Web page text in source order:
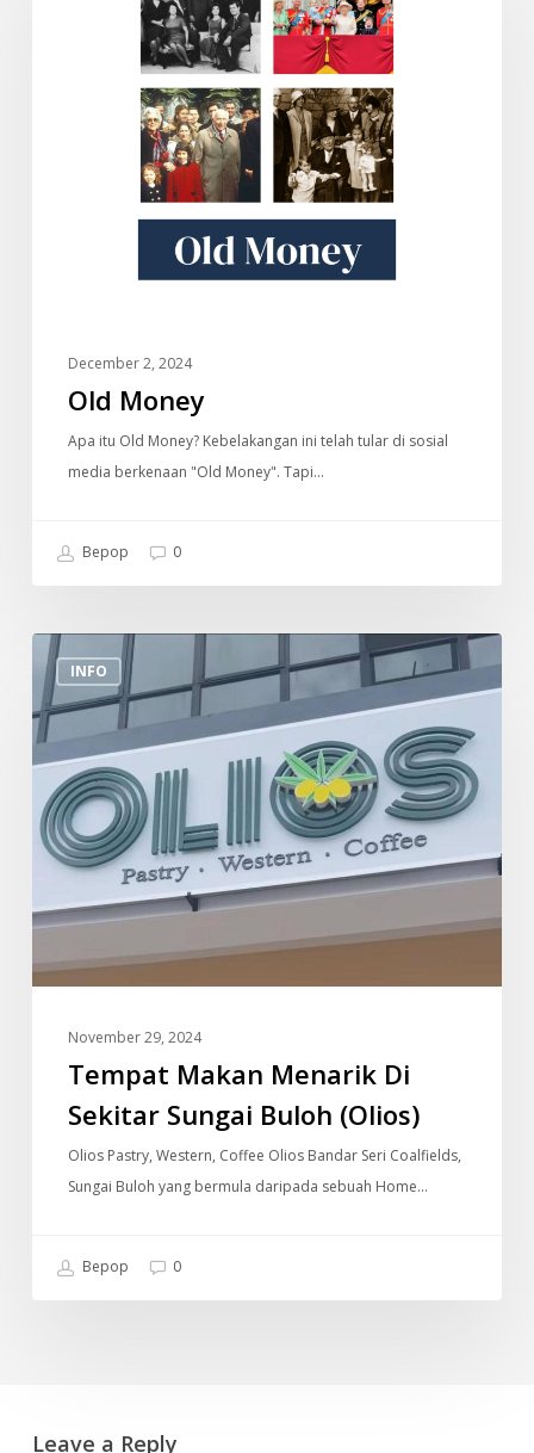
December 2, 2024
Old Money
Apa itu Old Money? Kebelakangan ini telah tular di sosial
media berkenaan "Old Money". Tapi…
Bepop 0
INFO
Tempat
Makan
Menarik
Di
Sekitar
Sungai
Buloh
(Olios)
November 29, 2024
Tempat Makan Menarik Di
Sekitar Sungai Buloh (Olios)
Olios Pastry, Western, Coffee Olios Bandar Seri Coalfields,
Sungai Buloh yang bermula daripada sebuah Home…
Bepop 0
Leave a Reply